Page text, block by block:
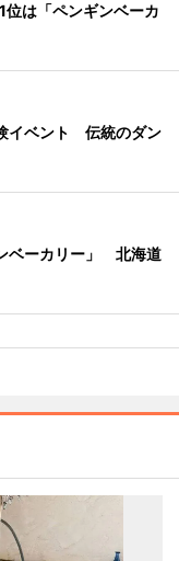
は「ペンギンベーカ
イベント 伝統のダン
ベーカリー」 北海道